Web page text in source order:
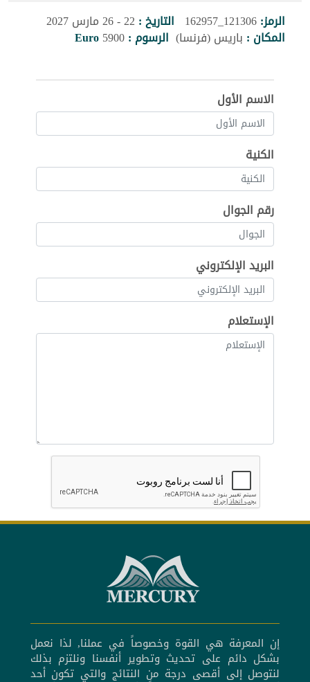
الرمز:121306_162957 التاريخ : 22 - 26 مارس 2027
المكان : باريس (فرنسا) الرسوم :5900
Euro
الاسم الأول
الكنية
رقم الجوال
البريد الإلكتروني
الإستعلام
إن المعرفة هي القوة وخصوصاً في عملنا, لذا نعمل
بشكل دائم على تحديث وتطوير أنفسنا ونلتزم بذلك
لنتوصل إلى أقصى درجة من النتائج والتي تكون أحد